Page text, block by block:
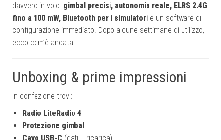
davvero in volo: gimbal precisi, autonomia reale, ELRS 2.4G
fino a 100 mW, Bluetooth per i simulatori e un software di
configurazione immediato. Dopo alcune settimane di utilizzo,
ecco com’è andata.
Unboxing & prime impressioni
In confezione trovi:
Radio LiteRadio 4
Protezione gimbal
Cavo USB-C (dati + ricarica)